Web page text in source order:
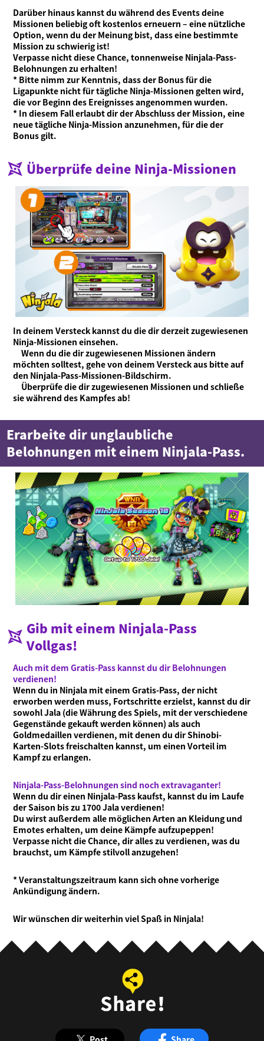
Produktinformationen
Language
Darüber hinaus kannst du während des Events deine
Missionen beliebig oft kostenlos erneuern – eine nützliche
Option, wenn du der Meinung bist, dass eine bestimmte
Mission zu schwierig ist!
Verpasse nicht diese Chance, tonnenweise Ninjala-Pass-
Belohnungen zu erhalten!
* Bitte nimm zur Kenntnis, dass der Bonus für die
Ligapunkte nicht für tägliche Ninja-Missionen gelten wird,
die vor Beginn des Ereignisses angenommen wurden.
* In diesem Fall erlaubt dir der Abschluss der Mission, eine
neue tägliche Ninja-Mission anzunehmen, für die der
Bonus gilt.
Überprüfe deine Ninja-Missionen
In deinem Versteck kannst du die dir derzeit zugewiesenen
Ninja-Missionen einsehen.
Wenn du die dir zugewiesenen Missionen ändern
möchten solltest, gehe von deinem Versteck aus bitte auf
den Ninjala-Pass-Missionen-Bildschirm.
Überprüfe die dir zugewiesenen Missionen und schließe
sie während des Kampfes ab!
Erarbeite dir unglaubliche
Belohnungen mit einem Ninjala-Pass.
Gib mit einem Ninjala-Pass
Vollgas!
Auch mit dem Gratis-Pass kannst du dir Belohnungen
verdienen!
Wenn du in Ninjala mit einem Gratis-Pass, der nicht
erworben werden muss, Fortschritte erzielst, kannst du dir
sowohl Jala (die Währung des Spiels, mit der verschiedene
Gegenstände gekauft werden können) als auch
Goldmedaillen verdienen, mit denen du dir Shinobi-
Karten-Slots freischalten kannst, um einen Vorteil im
Kampf zu erlangen.
Ninjala-Pass-Belohnungen sind noch extravaganter!
Wenn du dir einen Ninjala-Pass kaufst, kannst du im Laufe
der Saison bis zu 1700 Jala verdienen!
Du wirst außerdem alle möglichen Arten an Kleidung und
Emotes erhalten, um deine Kämpfe aufzupeppen!
Verpasse nicht die Chance, dir alles zu verdienen, was du
brauchst, um Kämpfe stilvoll anzugehen!
* Veranstaltungszeitraum kann sich ohne vorherige
Ankündigung ändern.
Wir wünschen dir weiterhin viel Spaß in Ninjala!